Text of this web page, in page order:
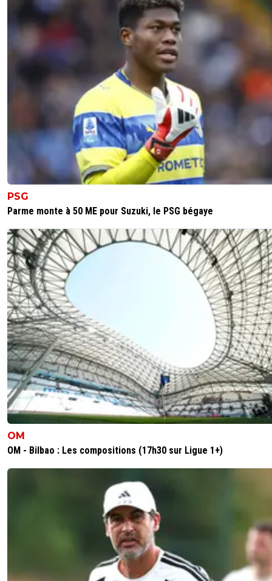
PSG
Parme monte à 50 ME pour Suzuki, le PSG bégaye
OM
OM - Bilbao : Les compositions (17h30 sur Ligue 1+)